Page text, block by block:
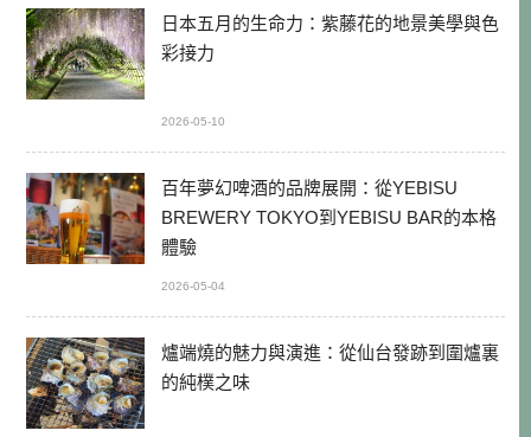
日本五月的生命力：紫藤花的地景美學與色
彩接力
2026-05-10
百年夢幻啤酒的品牌展開：從YEBISU
BREWERY TOKYO到YEBISU BAR的本格
體驗
2026-05-04
爐端燒的魅力與演進：從仙台發跡到圍爐裏
的純樸之味